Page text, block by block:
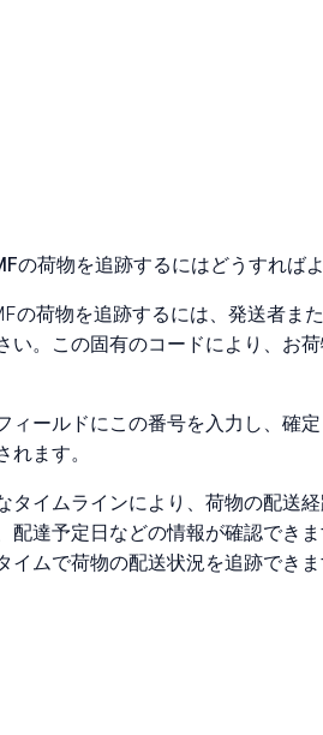
の荷物を追跡するにはどうすれば
の荷物を追跡するには、発送者ま
い。この固有のコードにより、お
ィールドにこの番号を入力し、確
れます。
タイムラインにより、荷物の配送
配達予定日などの情報が確認でき
イムで荷物の配送状況を追跡できま